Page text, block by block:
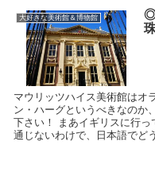
大好きな美術館＆博物館
◎
マウリッツハイス美術館はオ
ン・ハーグというべきなのか
下さい！ まあイギリスに行
通じないわけで、日本語でど